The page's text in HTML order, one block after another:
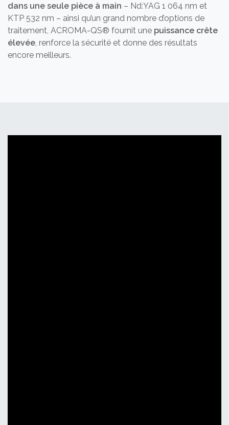
dans une seule pièce à main – Nd:YAG 1 064 nm et
KTP 532 nm – ainsi qu’un grand nombre d’options de
traitement, ACROMA-QS® fournit une puissance crête
élevée , renforce la sécurité et donne des résultats
encore meilleurs.